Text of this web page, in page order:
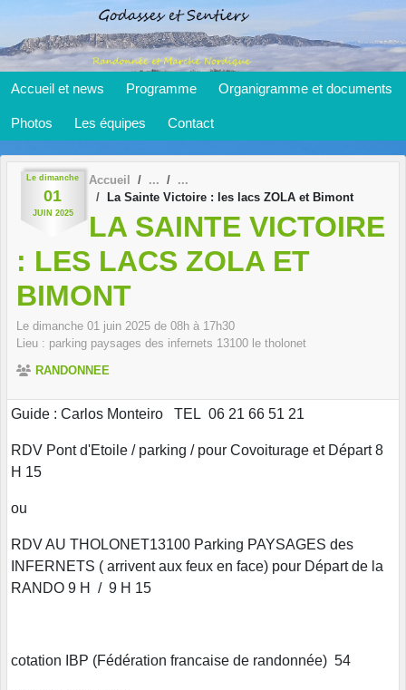
Accueil et news Programme Organigramme et documents
Photos Les équipes Contact
Le dimanche
01
JUIN 2025
Accueil
La Sainte Victoire : les lacs ZOLA et Bimont
LA SAINTE VICTOIRE
: LES LACS ZOLA ET
BIMONT
Le dimanche 01 juin 2025 de 08h à 17h30
Lieu : parking paysages des infernets 13100 le tholonet
RANDONNEE
Guide : Carlos Monteiro TEL 06 21 66 51 21
RDV Pont d'Etoile / parking / pour Covoiturage et Départ 8
H 15
ou
RDV AU THOLONET13100 Parking PAYSAGES des
INFERNETS ( arrivent aux feux en face) pour Départ de la
RANDO 9 H / 9 H 15
cotation IBP (Fédération francaise de randonnée) 54
Panneau de gestion des cookies